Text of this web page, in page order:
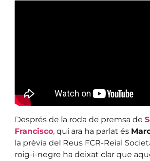
Després de la roda de premsa de
Francisco, qui ara ha parlat és
la prèvia del Reus FCR-Reial
roig-i-negre ha deixat clar que